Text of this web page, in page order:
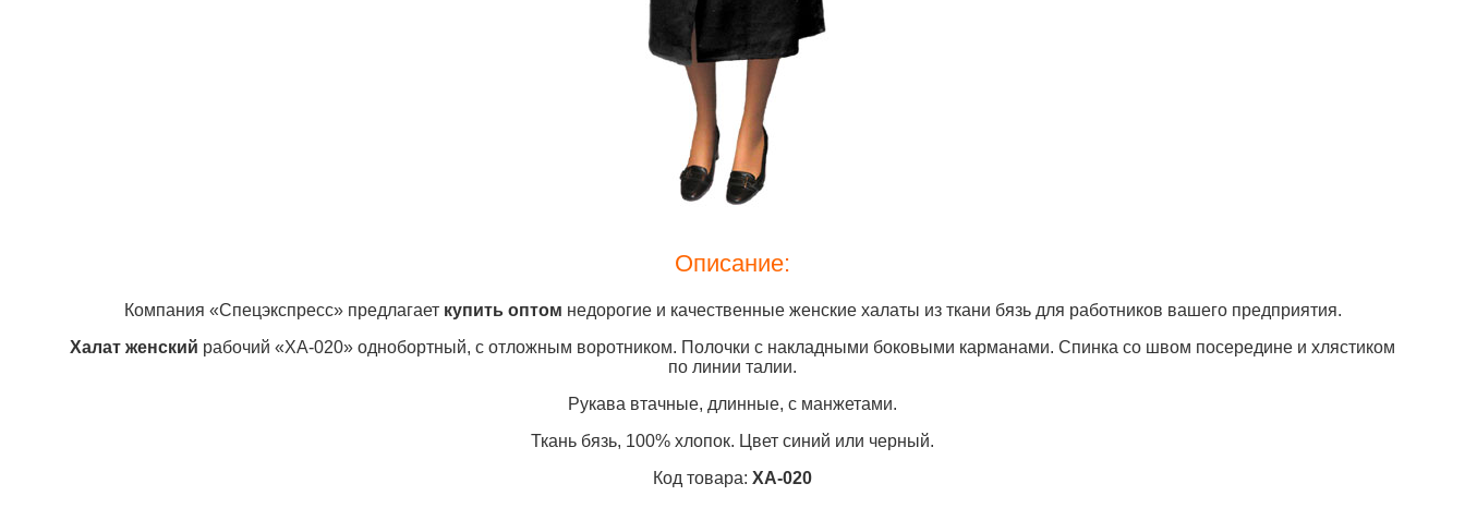
Описание:
Компания «Спецэкспресс» предлагает купить оптом недорогие и качественные женские халаты из ткани бязь для работников вашего предприятия.
Халат женский рабочий «ХА-020» однобортный, с отложным воротником. Полочки с накладными боковыми карманами. Спинка со швом посередине и хлястиком
по линии талии.
Рукава втачные, длинные, с манжетами.
Ткань бязь, 100% хлопок. Цвет синий или черный.
Код товара: ХА-020